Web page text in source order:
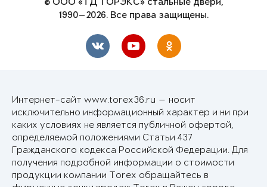
© ООО «ТД ТОРЭКС» стальные двери,
1990—2026. Все права защищены.
Интернет-сайт www.torex36.ru — носит
исключительно информационный характер и ни при
каких условиях не является публичной офертой,
определяемой положениями Статьи 437
Гражданского кодекса Российской Федерации. Для
получения подробной информации о стоимости
продукции компании Torex обращайтесь в